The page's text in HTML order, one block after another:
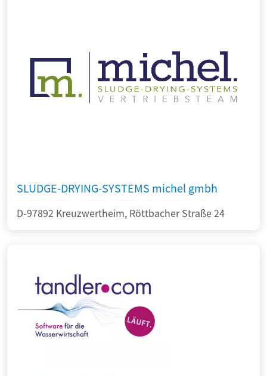
SLUDGE-DRYING-SYSTEMS michel gmbh
D-97892 Kreuzwertheim, Röttbacher Straße 24